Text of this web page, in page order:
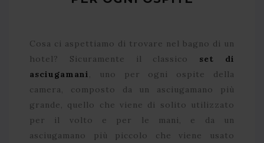
Cosa ci aspettiamo di trovare nel bagno di un
hotel? Sicuramente il classico set di
asciugamani, uno per ogni ospite della
camera, composto da un asciugamano più
grande, quello che viene di solito utilizzato
per il volto e per le mani, e da un
asciugamano più piccolo che viene usato